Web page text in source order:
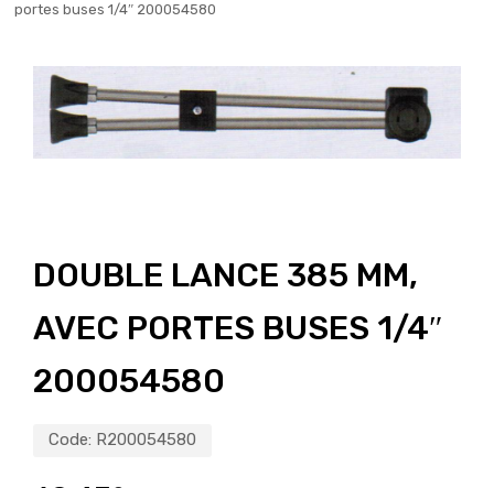
portes buses 1/4″ 200054580
DOUBLE LANCE 385 MM,
AVEC PORTES BUSES 1/4″
200054580
Code: R200054580